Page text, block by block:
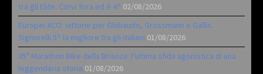
tra gli Elite. Corvi fora ed è 4^ 02/08/2026
Europei XCO: vittorie per Ghibaudo, Grossmann e Gallis.
Signorelli 5^ la migliore tra gli italiani 01/08/2026
35ª Marathon Bike della Brianza: l’ultima sfida agonistica di una
leggendaria storia 01/08/2026